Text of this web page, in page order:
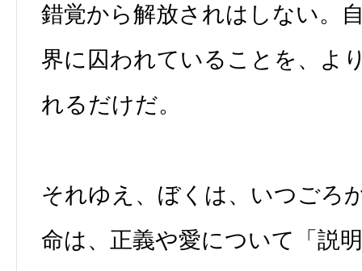
錯覚から解放されはしない。
界に囚われていることを、よ
れるだけだ。
それゆえ、ぼくは、いつごろ
命は、正義や愛について「説